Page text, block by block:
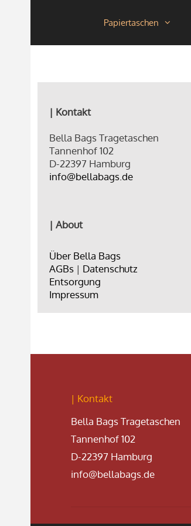
Papiertaschen
| Kontakt
Bella Bags Tragetaschen
Tannenhof 102
D-22397 Hamburg
info@bellabags.de
| About
Über Bella Bags
AGBs | Datenschutz
Entsorgung
Impressum
| Kontakt
Bella Bags Tragetaschen
Tannenhof 102
D-22397 Hamburg
info@bellabags.de